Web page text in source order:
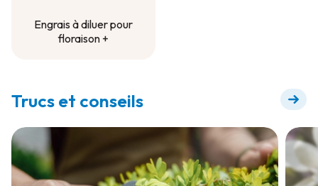
Engrais à diluer pour
floraison +
Trucs et conseils